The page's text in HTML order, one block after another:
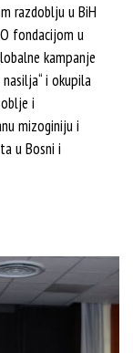
razdoblju u BiH
fondacijom u
kampanje
i okupila
i
mizoginiju i
u Bosni i